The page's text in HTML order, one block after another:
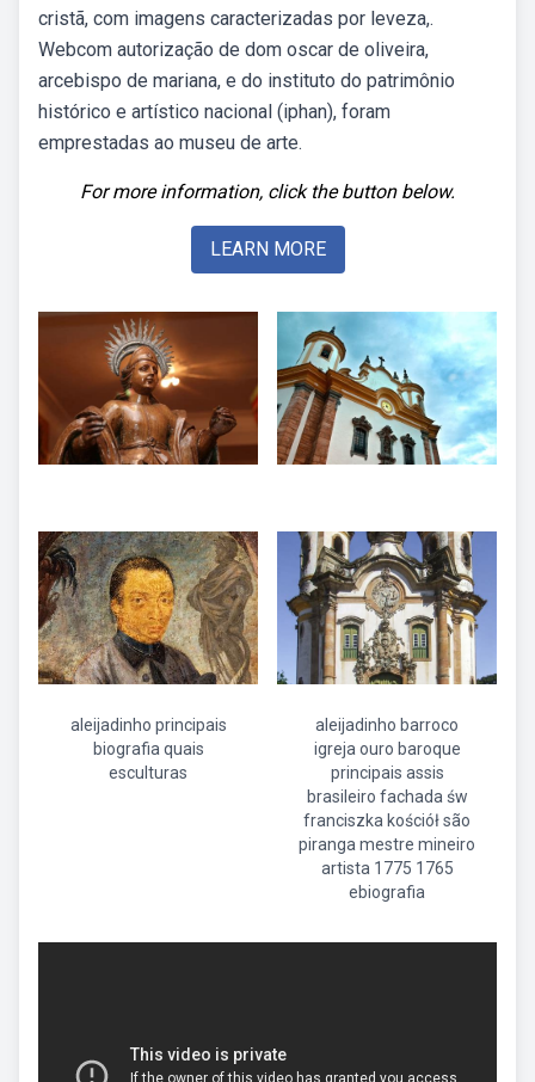
cristã, com imagens caracterizadas por leveza,.
Webcom autorização de dom oscar de oliveira,
arcebispo de mariana, e do instituto do patrimônio
histórico e artístico nacional (iphan), foram
emprestadas ao museu de arte.
For more information, click the button below.
LEARN MORE
aleijadinho principais
biografia quais
esculturas
aleijadinho barroco
igreja ouro baroque
principais assis
brasileiro fachada św
franciszka kościół são
piranga mestre mineiro
artista 1775 1765
ebiografia